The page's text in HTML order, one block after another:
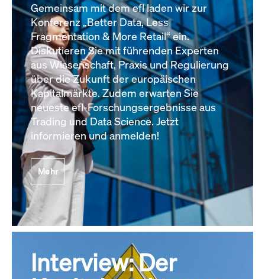
Gemeinsam mit dem efl laden wir zur
Konferenz „Better Data, Less
Fragmentation & More Retail“ ein.
Diskutieren Sie mit führenden Experten
aus Wissenschaft, Praxis und Regulierung
über die Zukunft der europäischen
Kapitalmärkte. Zudem erwarten Sie
neueste efl-Forschungsergebnisse aus
Trading und Data Science. Jetzt
informieren und anmelden!
Mehr
Interview: Der